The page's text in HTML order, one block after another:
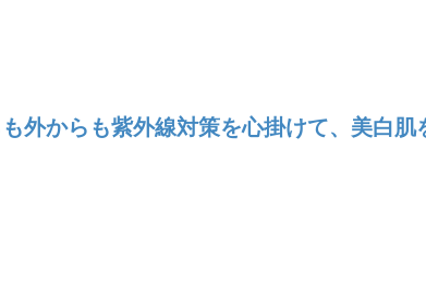
外からも紫外線対策を心掛けて、美白肌